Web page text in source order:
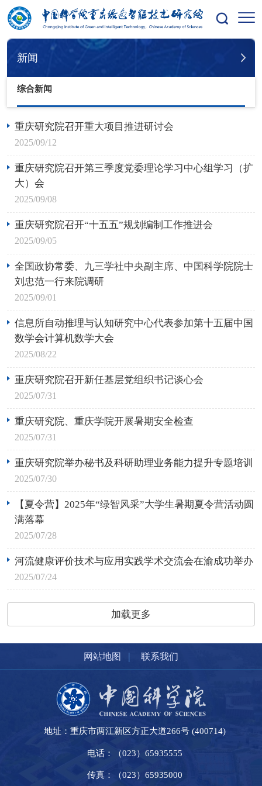
您的位置：首页 新闻 综合新闻
新闻
综合新闻
重庆研究院召开重大项目推进研讨会
2025/09/12
重庆研究院召开第三季度党委理论学习中心组学习（扩
大）会
2025/09/08
重庆研究院召开“十五五”规划编制工作推进会
2025/09/05
全国政协常委、九三学社中央副主席、中国科学院院士
刘忠范一行来院调研
2025/09/01
信息所自动推理与认知研究中心代表参加第十五届中国
数学会计算机数学大会
2025/08/22
重庆研究院召开新任基层党组织书记谈心会
2025/07/31
重庆研究院、重庆学院开展暑期安全检查
2025/07/31
重庆研究院举办秘书及科研助理业务能力提升专题培训
2025/07/30
【夏令营】2025年“绿智风采”大学生暑期夏令营活动圆
满落幕
2025/07/28
河流健康评价技术与应用实践学术交流会在渝成功举办
2025/07/24
加载更多
网站地图 | 联系我们
地址：重庆市两江新区方正大道266号 (400714)
电话：（023）65935555
传真：（023）65935000